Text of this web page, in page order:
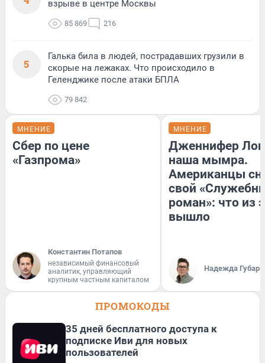
взрыве в центре Москвы
85 869 216
5
Галька била в людей, пострадавших грузили в
скорые на лежаках. Что происходило в
Геленджике после атаки БПЛА
79 842
МНЕНИЕ
Сбер по цене
«Газпрома»
Константин Потапов
независимый финансовый
аналитик, управляющий
крупным частным капиталом
МНЕНИЕ
Дженнифер
наша мымра.
Американцы
свой
роман»: что из
вышло
Надежда Губарь
ПРОМОКОДЫ
35 дней бесплатного доступа к
подписке Иви для новых
пользователей